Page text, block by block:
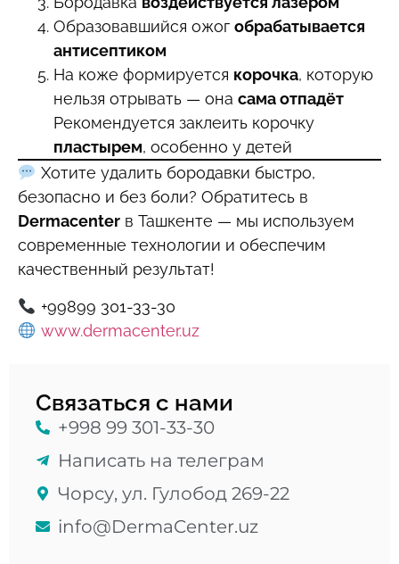
Образовавшийся ожог обрабатывается
антисептиком
На коже формируется корочка, которую
нельзя отрывать — она сама отпадёт
Рекомендуется заклеить корочку
пластырем, особенно у детей
Хотите удалить бородавки быстро,
безопасно и без боли? Обратитесь в
Dermacenter в Ташкенте — мы используем
современные технологии и обеспечим
качественный результат!
+99899 301-33-30
www.dermacenter.uz
Связаться с нами
+998 99 301-33-30
Написать на телеграм
Чорсу, ул. Гулобод 269-22
info@DermaCenter.uz